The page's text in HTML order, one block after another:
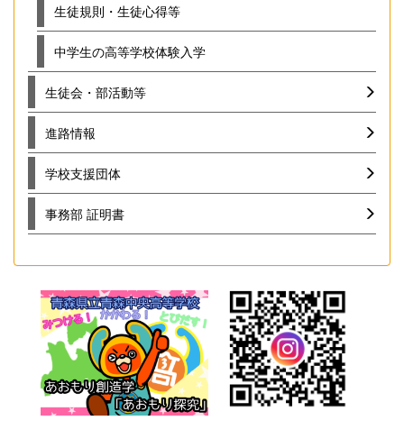
生徒規則・生徒心得等
中学生の高等学校体験入学
生徒会・部活動等
進路情報
学校支援団体
事務部 証明書